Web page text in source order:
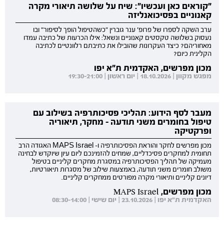
"קוראים כאן ועכשיו": שיח על שלושה תיאורי מקרה
קאנוניים בפסיכואנליזה
ערב השקה לספרו של פרופ' ענר גוברין "כשהטיפול הופך לסיפור" ובו
נעסוק בשלושה טקסטים קאנוניים ונשאל: אילו הכרעות של כתיבה עמדו
מאחוריהם? כיצד העקרונות שהובילו את כתיבתם רלוונטיים לכתיבה
הקלינית כיום?
מכון מפרשים, האקדמית ת"א יפו
מפגש מקוון | 18.10.2026 | יום ראשון | 19:30-21:00
מעבר לסף הידוע: תהליכי פסיכותרפיה בשילוב עם
טיפול בחומרים משני תודעה - מחקר, תיאוריה
ופרקטיקה
מכון מפרשים לחקר והוראת הפסיכותרפיה ו- MAPS Israel האגודה הרב
תחומית למחקרים פסיכדליים, שמחים להזמינכם ליום עיון שיוקדש לבחינה
מעמיקה של תהליך הפסיכותרפיה במסגרת מחקרים קליניים בטיפול
משולב חומרים משני תודעה, באמצעות שילוב של מסגרות תיאורטיות,
דיונים קליניים ותיאורי מקרה מפורטים ממחקרים קליניים.
מכון מפרשים, MAPS Israel
האקדמית ת"א יפו | 23.10.2026 | יום שישי | 08:30-14:00